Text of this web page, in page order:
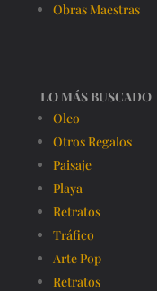
Obras Maestras
LO MÁS BUSCADO
Oleo
Otros Regalos
Paisaje
Playa
Retratos
Tráfico
Arte Pop
Retratos